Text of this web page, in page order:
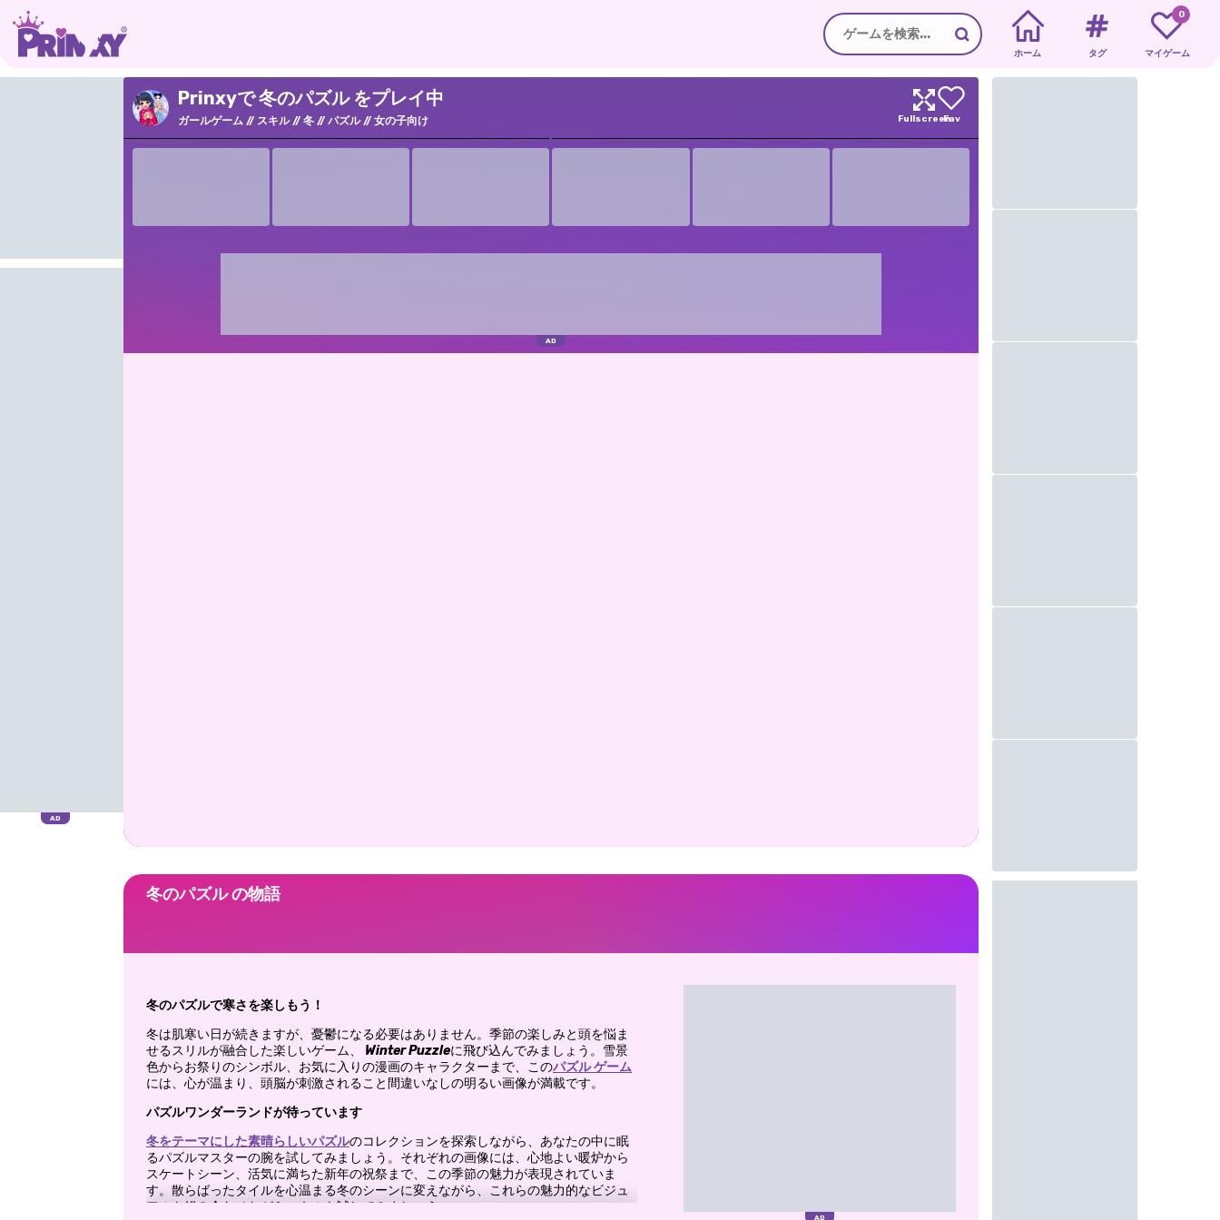
ホーム タグ
0
マイゲーム
Prinxyで 冬のパズル をプレイ中
ガールゲーム スキル 冬 パズル 女の子向け
冬のパズル の物語
冬のパズルで寒さを楽しもう！
冬は肌寒い日が続きますが、憂鬱になる必要はありません。季節の楽しみと頭を悩ま
せるスリルが融合した楽しいゲーム、 Winter Puzzleに飛び込んでみましょう。雪景
色からお祭りのシンボル、お気に入りの漫画のキャラクターまで、このパズル ゲーム
には、心が温まり、頭脳が刺激されること間違いなしの明るい画像が満載です。
パズルワンダーランドが待っています
冬をテーマにした素晴らしいパズルのコレクションを探索しながら、あなたの中に眠
るパズルマスターの腕を試してみましょう。それぞれの画像には、心地よい暖炉から
スケートシーン、活気に満ちた新年の祝祭まで、この季節の魅力が表現されていま
す。散らばったタイルを心温まる冬のシーンに変えながら、これらの魅力的なビジュ
アルを組み合わせながらスキルを試してみましょう。